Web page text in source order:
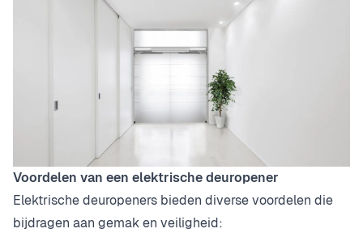
Voordelen van een elektrische deuropener
Elektrische deuropeners bieden diverse voordelen die
bijdragen aan gemak en veiligheid: